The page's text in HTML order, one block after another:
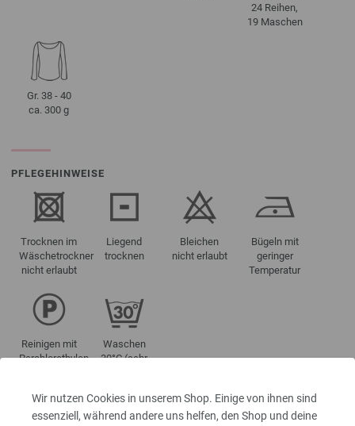
Wir nutzen Cookies in unserem Shop. Einige von ihnen sind
essenziell, während andere uns helfen, den Shop und deine
24 Reihen,
19 Maschen
Gr. 38 - 40
ca. 300 g
PFLEGEHINWEISE
Trocknen im
Wäschetrockner
nicht erlaubt
Liegend
trocknen
Bleichen
nicht erlaubt
Bügeln mit
geringer
Temperatur
Reinigen mit
Perchlorethylen
Waschen
30°C (sehr